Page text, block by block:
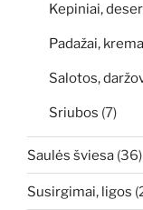
Kepiniai,
Padažai,
Salotos,
Sriubos (7)
Saulės šviesa (36)
Susirgimai, ligos